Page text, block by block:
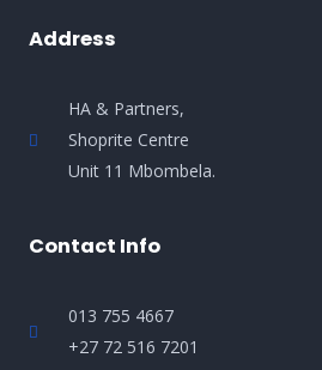
Address
HA & Partners,
Shoprite Centre
Unit 11 Mbombela.
Contact Info
013 755 4667
+27 72 516 7201